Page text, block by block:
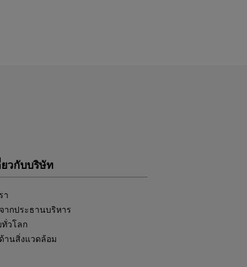
วกับบริษัท
า
ากประธานบริหาร
ทั่วโลก
านสิ่งแวดล้อม